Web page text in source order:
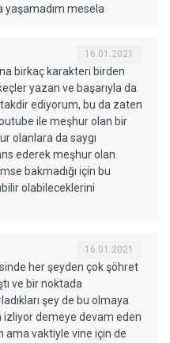
yaşamadım mesela
16.01.2021
birkaç karakteri birden
yazan ve başarıyla da
ediyorum, bu da zaten
ile meşhur olan bir
olanlara da saygı
ederek meşhur olan
bakmadığı için bu
olabileceklerini
16.01.2021
her şeyden çok şöhret
ve bir noktada
şey de bu olmaya
izliyor demeye devam eden
ama vaktiyle vine için de